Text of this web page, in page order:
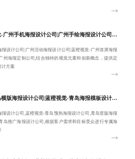
蓝橙视觉-广州手机海报设计公司|广州手绘海报设计公司|稳定广州原创海报设计公司-服务高效
报设计公司|广州活动海报设计公司|蓝橙视觉-广州首屏海报
州海报定制公司,结合独特的视觉元素和创新概念，提供定
计方案
稳定青岛横版海报设计公司|蓝橙视觉-青岛海报模板设计公司|青岛首屏海报设计公司-10年经验
报设计公司,蓝橙视觉-青岛预热海报设计公司,青岛竖版海报
岛推广海报设计公司,根据客户需求和目标受众进行专属海